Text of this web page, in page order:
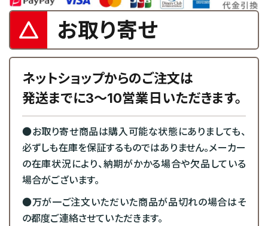
お取り寄せ
ネットショップからのご注文は
発送までに3～10営業日いただきます。
●お取り寄せ商品は購入可能な状態にありましても、
必ずしも在庫を保証するものではありません。メーカー
の在庫状況により、納期がかかる場合や欠品している
場合がございます。
●万が一ご注文いただいた商品が品切れの場合はそ
の都度ご連絡させていただきます。